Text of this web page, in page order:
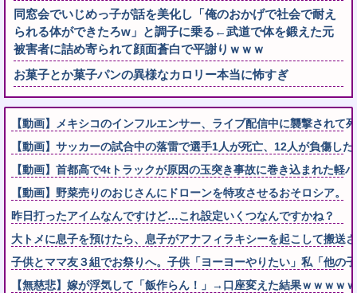
同窓会でいじめっ子が話を美化し「俺のおかげで社会で耐え
られる体ができたろw」と調子に乗る←武道で体を鍛えた元
被害者に詰め寄られて顔面蒼白で平謝りｗｗｗ
お菓子とか菓子パンの異様なカロリー本当に怖すぎ
【動画】メキシコのインフルエンサー、ライブ配信中に襲撃されて
【動画】サッカーの試合中の落雷で選手1人が死亡、12人が負傷した
【動画】首都高で4tトラックが原因の玉突き事故に巻き込まれた軽
【動画】野菜売りのおじさんにドローンを特攻させるおそロシア。
昨日打ったアイムなんですけど…これ設定いくつなんですかね？
大トメに息子を預けたら、息子がアナフィラキシーを起こして搬送
子供とママ友３組でお祭りへ。子供「ヨーヨーやりたい」私「他
【無慈悲】嫁が浮気して「飯作らん！」→口座変えた結果ｗｗｗｗ